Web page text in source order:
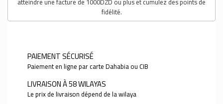
fidélité.
PAIEMENT SÉCURISÉ
Paiement en ligne par carte Dahabia ou CIB
LIVRAISON À 58 WILAYAS
Le prix de livraison dépend de la wilaya